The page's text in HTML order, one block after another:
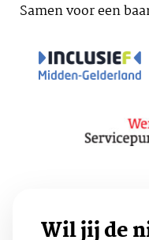
Samen voor een
Wil jij de